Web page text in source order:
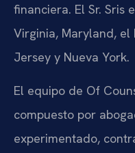
financiera. El Sr. Sris
Virginia, Maryland, el
Jersey y Nueva York.
El equipo de Of
compuesto por
experimentado,